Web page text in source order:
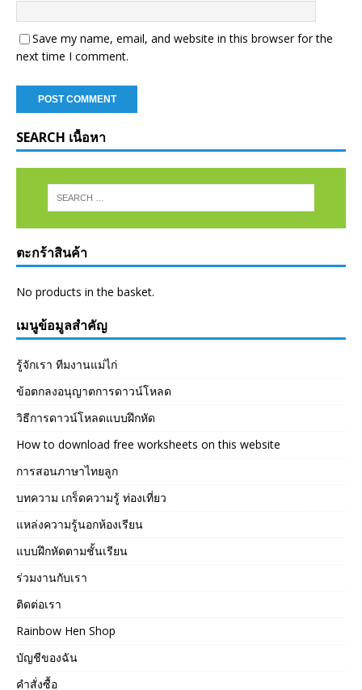
Save my name, email, and website in this browser for the
next time I comment.
SEARCH เนื้อหา
ตะกร้าสินค้า
No products in the basket.
เมนูข้อมูลสำคัญ
รู้จักเรา ทีมงานแม่ไก่
ข้อตกลงอนุญาตการดาวน์โหลด
วิธีการดาวน์โหลดแบบฝึกหัด
How to download free worksheets on this website
การสอนภาษาไทยลูก
บทความ เกร็ดความรู้ ท่องเที่ยว
แหล่งความรู้นอกห้องเรียน
แบบฝึกหัดตามชั้นเรียน
ร่วมงานกับเรา
ติดต่อเรา
Rainbow Hen Shop
บัญชีของฉัน
คำสั่งซื้อ